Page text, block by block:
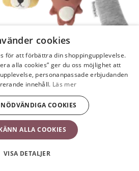
cookies
för att förbättra din shoppingupplevelse.
alla cookies” ger du oss möjlighet att
personanpassade erbjudanden
innehåll. Läs mer
ALLA COOKIES
COOKIES
VISA DETALJER